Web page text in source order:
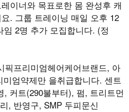
이너와 목표로한 몸 완성후 캐
. 그룹 트레이닝 매일 오후 12
2명 추가 모집합니다. (정
프리미엄헤어케어브랜드, 아
엄약제만 을취급합니다. 센트
, 커트(290불부터), 펌, 트리트먼
, 반영구, SMP 두피문신